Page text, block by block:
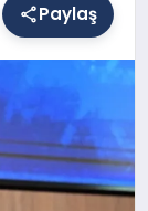
Paylaş